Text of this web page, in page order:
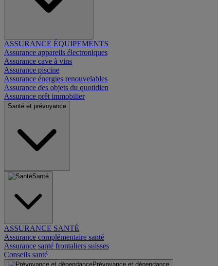
ASSURANCE ÉQUIPEMENTS
Assurance appareils électroniques
Assurance cave à vins
Assurance piscine
Assurance énergies renouvelables
Assurance des objets du quotidien
Assurance prêt immobilier
Santé et prévoyance
Santé
ASSURANCE SANTÉ
Assurance complémentaire santé
Assurance santé frontaliers suisses
Conseils santé
Prévoyance et dépendance